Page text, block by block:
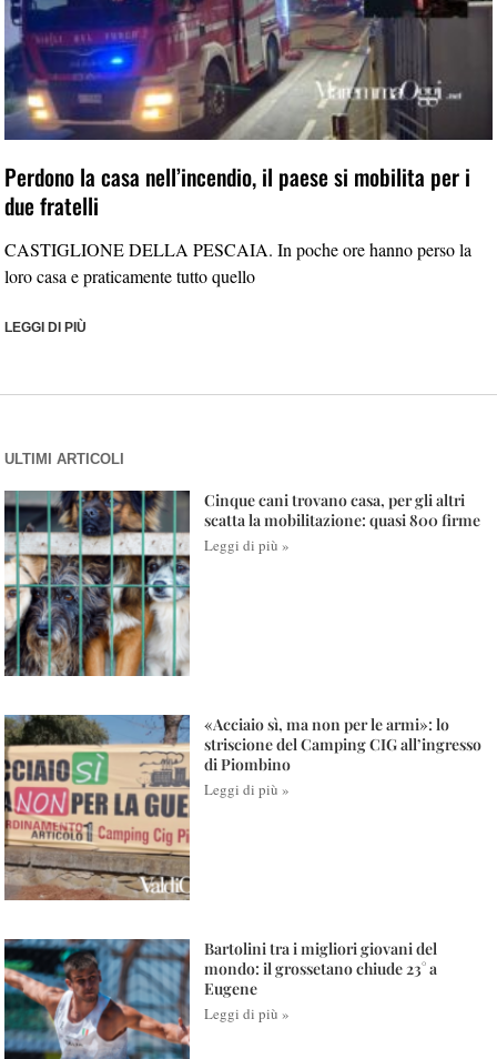
Perdono la casa nell’incendio, il paese si mobilita per i
due fratelli
CASTIGLIONE DELLA PESCAIA. In poche ore hanno perso la
loro casa e praticamente tutto quello
LEGGI DI PIÙ
ULTIMI ARTICOLI
Cinque cani trovano casa, per gli altri
scatta la mobilitazione: quasi 800 firme
Leggi di più »
«Acciaio sì, ma non per le armi»: lo
striscione del Camping CIG all’ingresso
di Piombino
Leggi di più »
Bartolini tra i migliori giovani del
mondo: il grossetano chiude 23° a
Eugene
Leggi di più »